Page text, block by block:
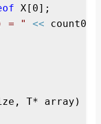
X[0];
= " <<
T* array)